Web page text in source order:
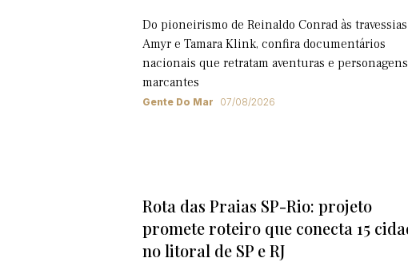
Do pioneirismo de Reinaldo Conrad às
Amyr e Tamara Klink, confira documentários
nacionais que retratam aventuras e personagens
marcantes
Gente Do Mar 07/08/2026
Rota das Praias SP-Rio: projeto
promete roteiro que conecta 15
no litoral de SP e RJ